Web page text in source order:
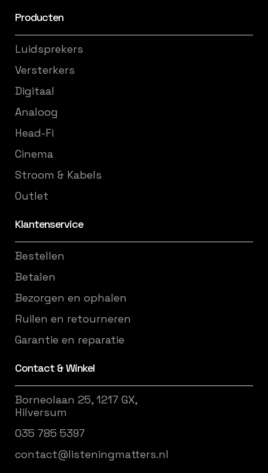
Producten
Luidsprekers
Versterkers
Digitaal
Analoog
Head-Fi
Cinema
Stroom & Kabels
Outlet
Klantenservice
Bestellen
Betalen
Bezorgen en ophalen
Ruilen en retourneren
Garantie en reparatie
Contact & Winkel
Borneolaan 25, 1217 GX,
Hilversum
035 785 5397
contact@listeningmatters.nl